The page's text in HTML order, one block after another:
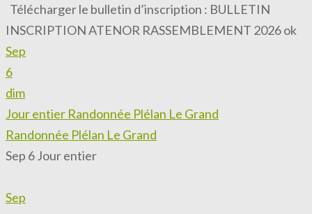
Télécharger le bulletin d’inscription : BULLETIN
INSCRIPTION ATENOR RASSEMBLEMENT 2026 ok
Sep
6
dim
Jour entier Randonnée Plélan Le Grand
Randonnée Plélan Le Grand
Sep 6Jour entier
Sep